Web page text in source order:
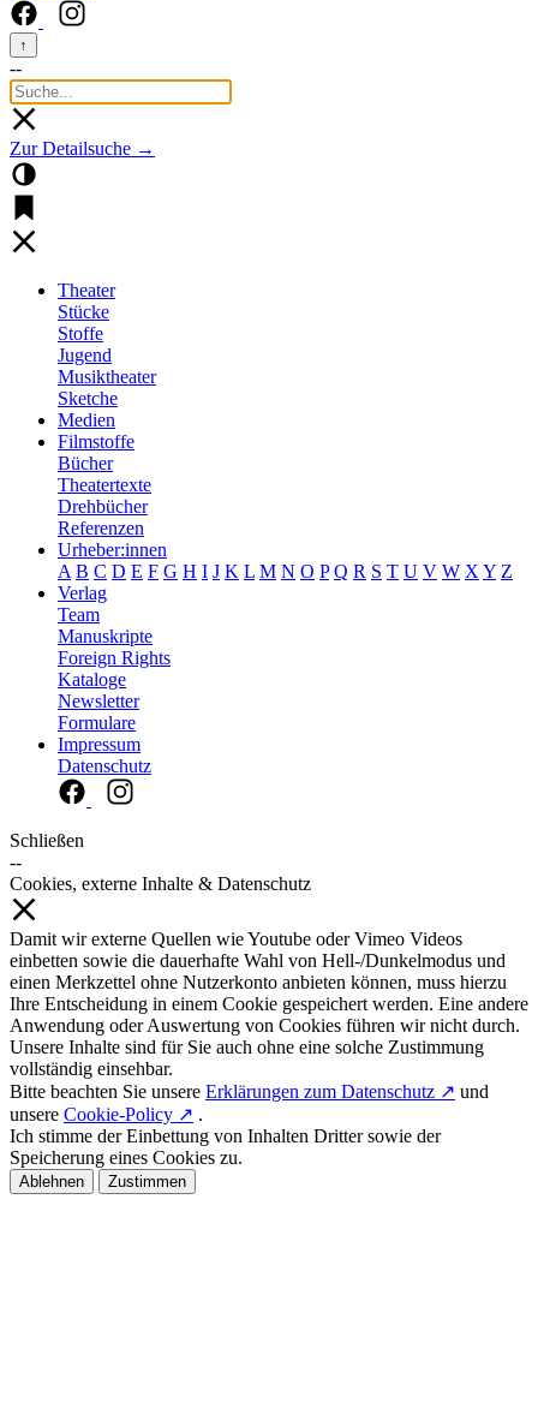
↑
--
Zur Detailsuche →
Theater
Stücke
Stoffe
Jugend
Musiktheater
Sketche
Medien
Filmstoffe
Bücher
Theatertexte
Drehbücher
Referenzen
Urheber:innen
A B C D E F G H I J K L M N O P Q R S T U V W X Y Z
Verlag
Team
Manuskripte
Foreign Rights
Kataloge
Newsletter
Formulare
Impressum
Datenschutz
Schließen
--
Cookies, externe Inhalte & Datenschutz
Damit wir externe Quellen wie Youtube oder Vimeo Videos
einbetten sowie die dauerhafte Wahl von Hell-/Dunkelmodus und
einen Merkzettel ohne Nutzerkonto anbieten können, muss hierzu
Ihre Entscheidung in einem Cookie gespeichert werden. Eine andere
Anwendung oder Auswertung von Cookies führen wir nicht durch.
Unsere Inhalte sind für Sie auch ohne eine solche Zustimmung
vollständig einsehbar.
Bitte beachten Sie unsere Erklärungen zum Datenschutz ↗ und
unsere Cookie-Policy ↗ .
Ich stimme der Einbettung von Inhalten Dritter sowie der
Speicherung eines Cookies zu.
Ablehnen Zustimmen